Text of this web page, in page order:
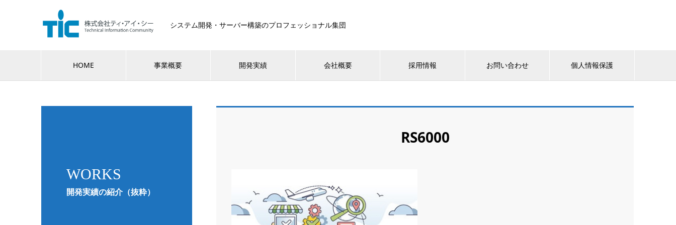
システム開発・サーバー構築のプロフェッショナル集団
HOME 事業概要 開発実績 会社概要 採用情報 お問い合わせ 個人情報保護
WORKS
開発実績の紹介（抜粋）
RS6000